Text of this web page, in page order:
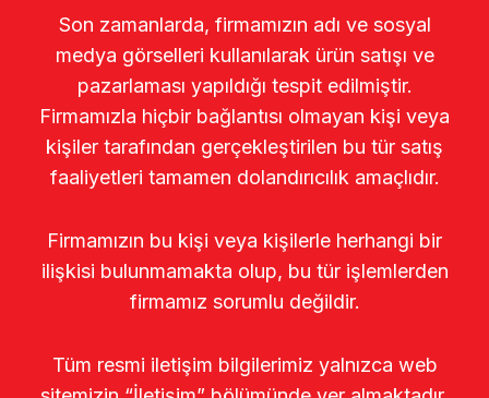
Son zamanlarda, firmamızın adı ve sosyal
medya görselleri kullanılarak ürün satışı ve
pazarlaması yapıldığı tespit edilmiştir.
Firmamızla hiçbir bağlantısı olmayan kişi veya
kişiler tarafından gerçekleştirilen bu tür satış
faaliyetleri tamamen dolandırıcılık amaçlıdır.
Firmamızın bu kişi veya kişilerle herhangi bir
ilişkisi bulunmamakta olup, bu tür işlemlerden
firmamız sorumlu değildir.
Tüm resmi iletişim bilgilerimiz yalnızca web